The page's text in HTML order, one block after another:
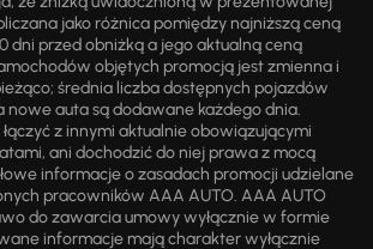
jako różnica pomiędzy najniższą ceną
dni przed obniżką a jego aktualną ceną
objętych promocją jest zmienna i
średnia liczba dostępnych pojazdów
nowe auta są dodawane każdego dnia.
z innymi aktualnie obowiązującymi
ani dochodzić do niej prawa z mocą
informacje o zasadach promocji udzielane
pracowników AAA AUTO. AAA AUTO
do zawarcia umowy wyłącznie w formie
informacje mają charakter wyłącznie